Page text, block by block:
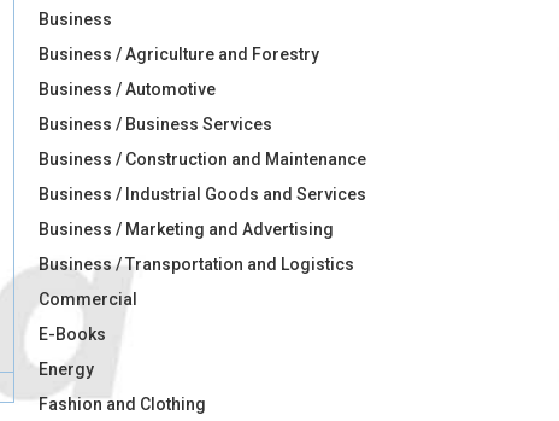
Business
Business / Agriculture and Forestry
Business / Automotive
Business / Business Services
Business / Construction and Maintenance
Business / Industrial Goods and Services
Business / Marketing and Advertising
Business / Transportation and Logistics
Commercial
E-Books
Energy
Fashion and Clothing